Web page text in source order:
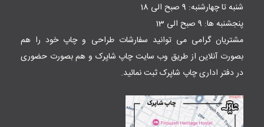
شنبه تا چهارشنبه: 9 صبح الی 18
پنجشنبه ها: 9 صبح الی 13
مشتریان گرامی می توانید سفارشات طراحی و چاپ خود را هم
بصورت آنلاین از طریق وب سایتچاپ شاپرک و هم بصورت حضوری
در دفتر اداری چاپ شاپرک ثبت نمائید.